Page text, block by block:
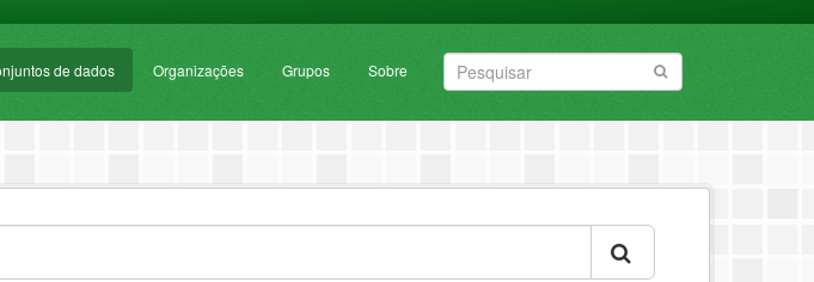
de dados Organizações Grupos Sobre